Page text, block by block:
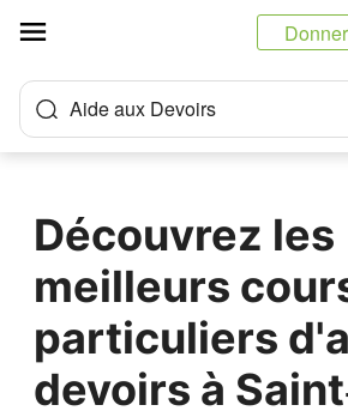
Aide aux Devoirs
Découvrez les
meilleurs
particuliers
devoirs à